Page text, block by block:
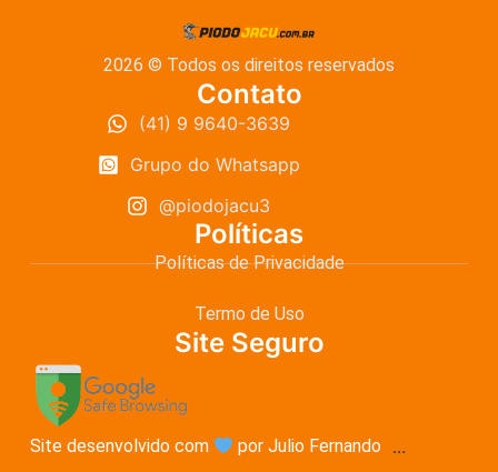
2026 © Todos os direitos reservados
Contato
(41) 9 9640-3639
Grupo do Whatsapp
@piodojacu3
Políticas
Políticas de Privacidade
Termo de Uso
Site Seguro
Site desenvolvido com por Julio Fernando ...